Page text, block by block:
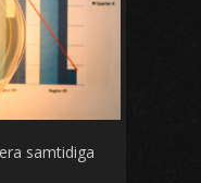
samtidiga